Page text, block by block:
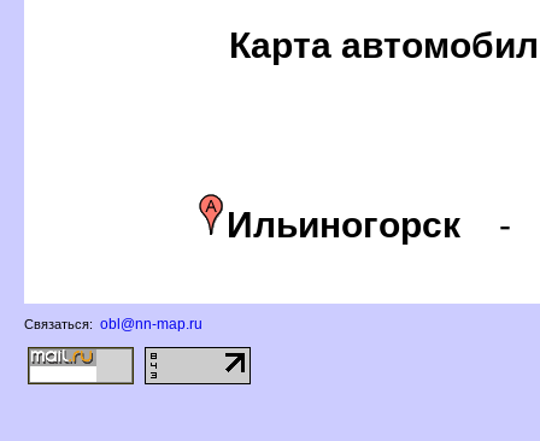
Карта
Ильиногорск
Связаться: obl@nn-map.ru